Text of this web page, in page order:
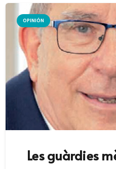
OPINIÓN
Les guàrdies